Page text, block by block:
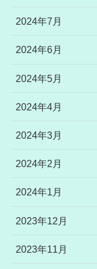
2024年7月
2024年6月
2024年5月
2024年4月
2024年3月
2024年2月
2024年1月
2023年12月
2023年11月